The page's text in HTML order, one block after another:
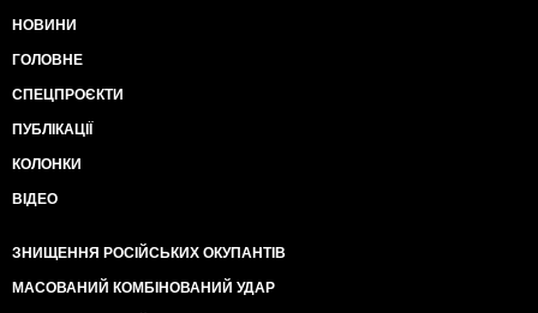
НОВИНИ
ГОЛОВНЕ
СПЕЦПРОЄКТИ
ПУБЛІКАЦІЇ
КОЛОНКИ
ВІДЕО
ЗНИЩЕННЯ РОСІЙСЬКИХ ОКУПАНТІВ
МАСОВАНИЙ КОМБІНОВАНИЙ УДАР